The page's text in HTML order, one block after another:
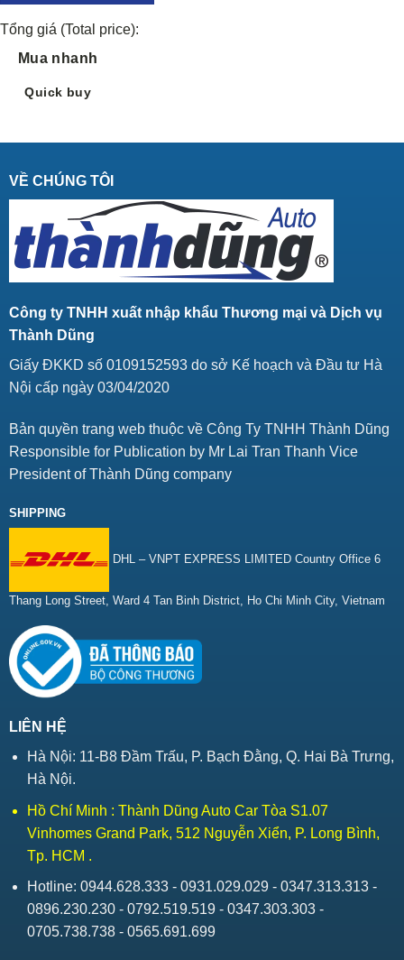
Tổng giá (Total price):
Mua nhanh
Quick buy
VỀ CHÚNG TÔI
Công ty TNHH xuất nhập khẩu Thương mại và Dịch vụ
Thành Dũng
Giấy ĐKKD số 0109152593 do sở Kế hoạch và Đầu tư Hà
Nội cấp ngày 03/04/2020
Bản quyền trang web thuộc về Công Ty TNHH Thành Dũng
Responsible for Publication by Mr Lai Tran Thanh Vice
President of Thành Dũng company
SHIPPING
DHL – VNPT EXPRESS LIMITED Country Office 6
Thang Long Street, Ward 4 Tan Binh District, Ho Chi Minh City, Vietnam
LIÊN HỆ
Hà Nội: 11-B8 Đầm Trấu, P. Bạch Đằng, Q. Hai Bà Trưng,
Hà Nội.
Hồ Chí Minh : Thành Dũng Auto Car Tòa S1.07
Vinhomes Grand Park, 512 Nguyễn Xiển, P. Long Bình,
Tp. HCM .
Hotline: 0944.628.333 - 0931.029.029 - 0347.313.313 -
0896.230.230 - 0792.519.519 - 0347.303.303 -
0705.738.738 - 0565.691.699